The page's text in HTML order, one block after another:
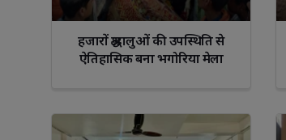
हजारों श्रद्धालुओं की उपस्थिति से
ऐतिहासिक बना भगोरिया मेला